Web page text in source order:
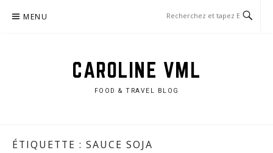
MENU
CAROLINE VML
FOOD & TRAVEL BLOG
ÉTIQUETTE : SAUCE SOJA